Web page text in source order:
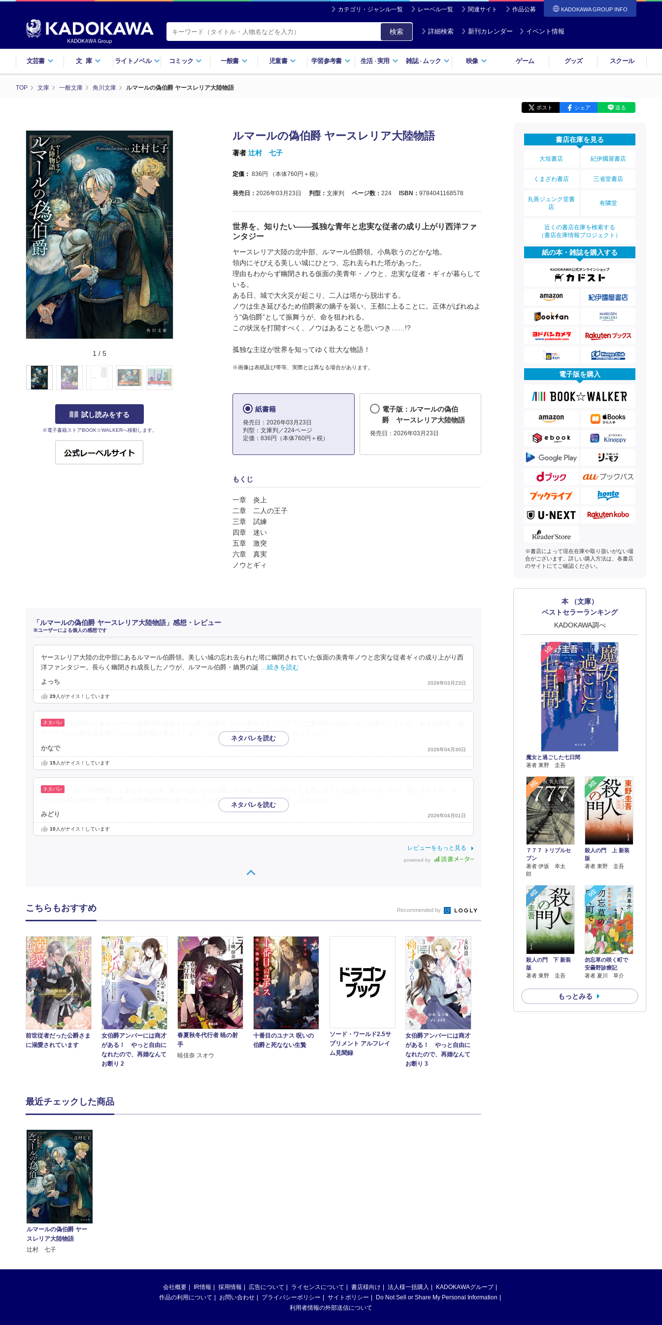
カテゴリ・ジャンル一覧 レーベル一覧 関連サイト 作品公募 KADOKAWA GROUP INFO
検索 詳細検索 新刊カレンダー イベント情報
文芸書 文庫 ライトノベル コミック 一般書 児童書 学習参考書 生活・実用 雑誌・ ムック 映像 ゲーム グッズ スクール
TOP 文庫 一般文庫 角川文庫 ルマールの偽伯爵 ヤースレリア大陸物語
ポスト シェア 送る
1 / 5
試し読みをする
※電子書籍ストアBOOK☆WALKERへ移動します。
ルマールの偽伯爵 ヤースレリア大陸物語
著者 辻村 七子
定価： 836 円 （本体760円＋税）
発売日： 2026年03月23日 判型： 文庫判 ページ数： 224 ISBN： 9784041168578
世界を、知りたい――孤独な青年と忠実な従者の成り上がり西洋ファ
ンタジー
ヤースレリア大陸の北中部、ルマール伯爵領。小鳥歌うのどかな地。
領内にそびえる美しい城にひとつ、忘れ去られた塔があった。
理由もわからず幽閉される仮面の美青年・ノウと、忠実な従者・ギィが暮らして
いる。
ある日、城で大火災が起こり、二人は塔から脱出する。
ノウは生き延びるため伯爵家の嫡子を装い、王都に上ることに。正体がばれぬよ
う“偽伯爵”として振舞うが、命を狙われる。
この状況を打開すべく、ノウはあることを思いつき……!?
孤独な主従が世界を知ってゆく壮大な物語！
※画像は表紙及び帯等、実際とは異なる場合があります。
紙書籍
発売日：2026年03月23日
判型：文庫判／224ページ
定価：836円（本体760円＋税）
電子版：ルマールの偽伯
爵 ヤースレリア大陸物語
発売日：2026年03月23日
もくじ
一章 炎上
二章 二人の王子
三章 試練
四章 迷い
五章 激突
六章 真実
ノウとギィ
「ルマールの偽伯爵 ヤースレリア大陸物語」感想・レビュー
※ユーザーによる個人の感想です
ヤースレリア大陸の北中部にあるルマール伯爵領。美しい城の忘れ去られた塔に幽閉されていた仮面の美青年ノウと忠実な従者ギィの成り上がり西
洋ファンタジー。長らく幽閉され成長したノウが、ルマール伯爵・嫡男の誕
…続きを読む
よっち 2026年03月23日
29人がナイス！しています
子クラウスの誕生日を祝っていた城が焼け落ちてしまう。火の手が迫りくる中、塔か …続きを読む
かなで 2026年04月30日
15人がナイス！しています
ィ」の金髪の描写が「歴代王」の肖像の誰かに似ていそうな感じもあったし。兄王と弟
みどり 2026年04月01日
10人がナイス！しています
レビューをもっと見る
powered by
書店在庫を見る
大垣書店 紀伊國屋書店
くまざわ書店 三省堂書店
丸善ジュンク堂書
店
有隣堂
近くの書店在庫を検索する
（書店在庫情報プロジェクト）
紙の本・雑誌を購入する
電子版を購入
※書店によって現在在庫や取り扱いがない場
合がございます。詳しい購入方法は、各書店
のサイトにてご確認ください。
本 （文庫）
ベストセラーランキング
KADOKAWA調べ
1位
魔女と過ごした七日間
著者 東野 圭吾
2位
７７７ トリプルセ
ブン
著者 伊坂 幸太
郎
3位
殺人の門 上 新装
版
著者 東野 圭吾
4位
殺人の門 下 新装
版
著者 東野 圭吾
5位
勿忘草の咲く町で
安曇野診療記
著者 夏川 草介
もっとみる
こちらもおすすめ Recommended by
前世従者だった公爵さま
に溺愛されています
女伯爵アンバーには商才
がある！ やっと自由に
なれたので、再婚なんて
お断り 2
春夏秋冬代行者 暁の射
手
暁佳奈 スオウ
十番目のユナス 呪いの
伯爵と死なない生贄
ソード・ワールド2.5サ
プリメント アルフレイ
ム見聞録
女伯爵アンバーには商才
がある！ やっと自由に
なれたので、再婚なんて
お断り 3
最近チェックした商品
ルマールの偽伯爵 ヤー
スレリア大陸物語
辻村 七子
会社概要 IR情報 採用情報 広告について ライセンスについて 書店様向け 法人様一括購入
KADOKAWAグループ
作品の利用について
お問い合わせ プライバシーポリシー サイトポリシー
Do Not Sell or Share My Personal Information
利用者情報の外部送信について